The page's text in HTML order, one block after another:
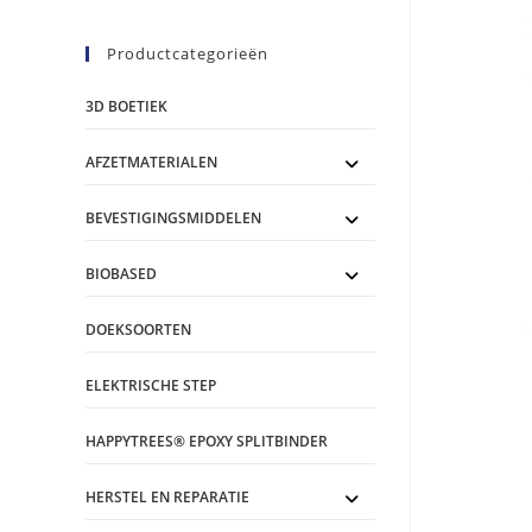
Productcategorieën
3D BOETIEK
AFZETMATERIALEN
BEVESTIGINGSMIDDELEN
BIOBASED
DOEKSOORTEN
ELEKTRISCHE STEP
HAPPYTREES® EPOXY SPLITBINDER
HERSTEL EN REPARATIE